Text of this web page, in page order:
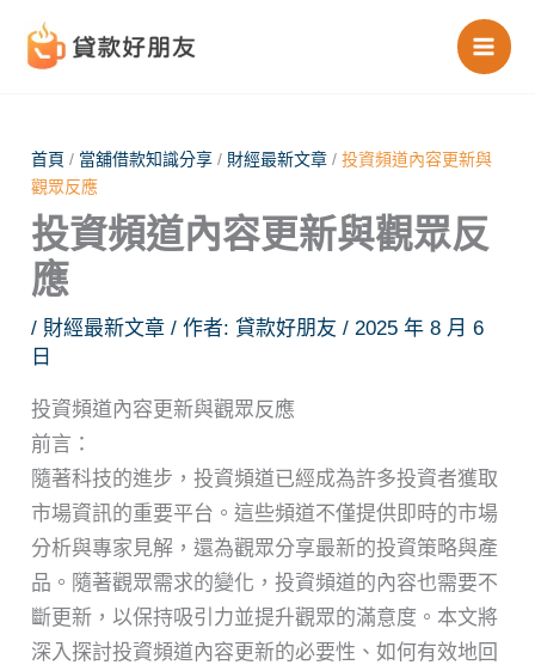
首頁 / 當舖借款知識分享 / 財經最新文章 /投資頻道內容更新與
觀眾反應
投資頻道內容更新與觀眾反
應
/ 財經最新文章 / 作者:貸款好朋友/ 2025 年 8 月 6
日
投資頻道內容更新與觀眾反應
前言：
隨著科技的進步，投資頻道已經成為許多投資者獲取
市場資訊的重要平台。這些頻道不僅提供即時的市場
分析與專家見解，還為觀眾分享最新的投資策略與產
品。隨著觀眾需求的變化，投資頻道的內容也需要不
斷更新，以保持吸引力並提升觀眾的滿意度。本文將
深入探討投資頻道內容更新的必要性、如何有效地回